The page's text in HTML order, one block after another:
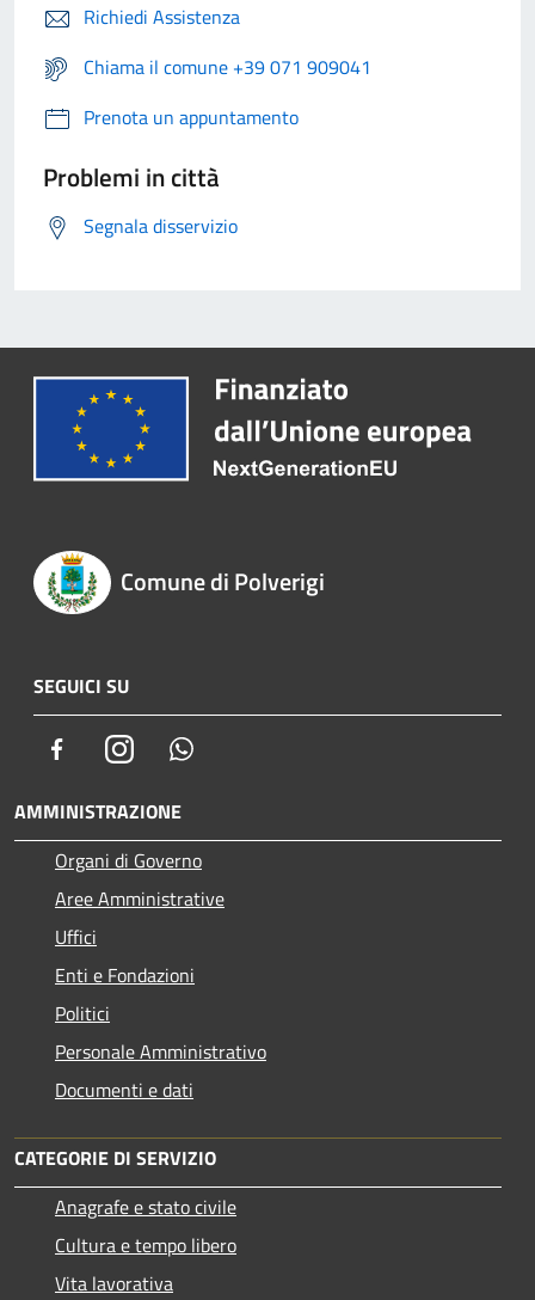
Richiedi Assistenza
Chiama il comune +39 071 909041
Prenota un appuntamento
Problemi in città
Segnala disservizio
Comune di Polverigi
SEGUICI SU
FacebookInstagram
AMMINISTRAZIONE
Organi di Governo
Aree Amministrative
Uffici
Enti e Fondazioni
Politici
Personale Amministrativo
Documenti e dati
CATEGORIE DI SERVIZIO
Anagrafe e stato civile
Cultura e tempo libero
Vita lavorativa